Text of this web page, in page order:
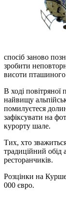
спосіб заново
зробити
висоти пташиного
В ході
найвищу
помилуєтеся
зафіксувати на
курорту шале.
Тих, хто
традиційний обід
ресторанчиків.
Розцінки на
000 євро.